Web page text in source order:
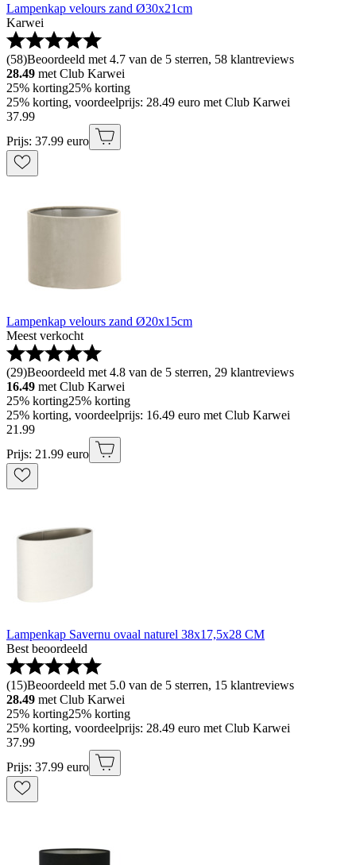
Lampenkap velours zand Ø30x21cm
Karwei
(58)Beoordeeld met 4.7 van de 5 sterren, 58 klantreviews
28.49 met Club Karwei
25% korting25% korting
25% korting, voordeelprijs: 28.49 euro met Club Karwei
37.99
Prijs: 37.99 euro
Lampenkap velours zand Ø20x15cm
Meest verkocht
(29)Beoordeeld met 4.8 van de 5 sterren, 29 klantreviews
16.49 met Club Karwei
25% korting25% korting
25% korting, voordeelprijs: 16.49 euro met Club Karwei
21 .99
Prijs: 21.99 euro
Lampenkap Savernu ovaal naturel 38x17,5x28 CM
Best beoordeeld
(15)Beoordeeld met 5.0 van de 5 sterren, 15 klantreviews
28.49 met Club Karwei
25% korting25% korting
25% korting, voordeelprijs: 28.49 euro met Club Karwei
37.99
Prijs: 37.99 euro